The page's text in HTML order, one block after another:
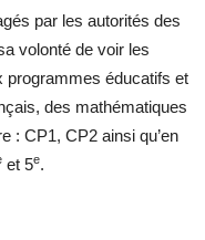
par les autorités des
volonté de voir les
programmes éducatifs et
des mathématiques
: CP1, CP2 ainsi qu’en
et 5e.